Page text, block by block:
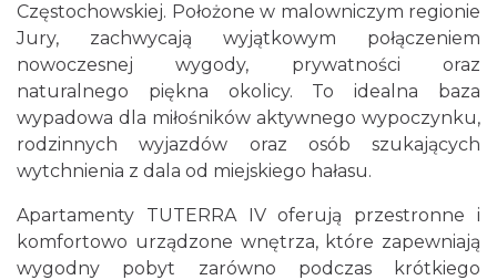
Częstochowskiej. Położone w malowniczym regionie
Jury, zachwycają wyjątkowym połączeniem
nowoczesnej wygody, prywatności oraz
naturalnego piękna okolicy. To idealna baza
wypadowa dla miłośników aktywnego wypoczynku,
rodzinnych wyjazdów oraz osób szukających
wytchnienia z dala od miejskiego hałasu.
Apartamenty TUTERRA IV oferują przestronne i
komfortowo urządzone wnętrza, które zapewniają
wygodny pobyt zarówno podczas krótkiego